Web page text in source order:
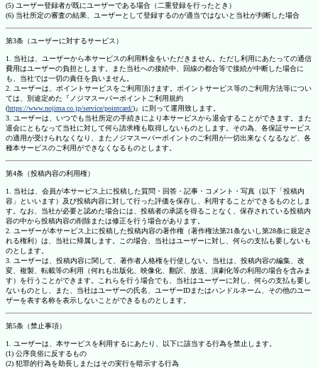
(5) ユーザー登録者が既にユーザーである場合（二重登録を行ったとき）
(6) 当社所定の審査の結果、ユーザーとして登録するのが適当ではないと当社が判断した場合
第3条（ユーザーに対するサービス）
1. 当社は、ユーザーから本サービスの利用料金をいただきません。ただし利用にあたっての通信
費用はユーザーの負担とします。また当社への接続中、回線の都合等で接続が中断した場合に
も、当社では一切の責任を負いません。
2. ユーザーは、ポイントサービスをご利用頂けます。ポイントサービス等のご利用方法等につい
ては、別途定めた『ノジマスーパーポイントご利用規約
(https://www.nojima.co.jp/service/pointcard/)』に則って運用致します。
3. ユーザーは、いつでも当社所定の手続きにより本サービスから退会することができます。また
退会にともなって当社に対して何ら請求権も取得しないものとします。その為、各保証サービス
の適用が受けられなくなり、またノジマスーパーポイントのご利用が一切出来なくなるなど、各
種本サービスのご利用ができなくなるものとします。
第4条（投稿内容の利用権）
1. 当社は、会員が本サービス上に投稿した質問・回答・記事・コメント・写真（以下「投稿内
容」といいます）及び投稿内容に対して行った評価を保存し、利用することができるものとしま
す。なお、当社が必要と認めた場合には、投稿者の承諾を得ることなく、保存されている投稿内
容の中から投稿内容の削除または修正を行う場合があります。
2. ユーザーが本サービス上に投稿した投稿内容の著作権（著作権法第21条ないし第28条に規定さ
れる権利）は、当社に帰属します。この場合、当社はユーザーに対し、何らの支払も要しないも
のとします。
3. ユーザーは、投稿内容に関して、著作者人格権を行使しない。当社は、投稿内容の編集、改
変、複製、転載等の利用（何れも出版化、映像化、翻訳、放送、演劇化等の利用の場合を含みま
す）を行うことができます。これらを行う場合でも、当社はユーザーに対し、何らの支払も要し
ないものとし、また、当社はユーザーの氏名、ユーザーIDまたはハンドルネーム、その他のユー
ザーを表す名称を表示しないことができるものとします。
第5条（禁止事項）
1. ユーザーは、本サービスを利用するにあたり、以下に該当する行為を禁止します。
(1) 公序良俗に反するもの
(2) 犯罪的行為を助長しまたはその実行を暗示する行為